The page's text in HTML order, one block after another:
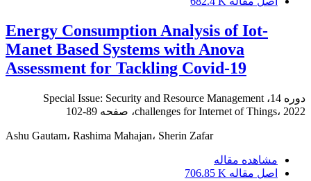
Energy Consumption Analysis of Iot-
Manet Based Systems with Anova
Assessment for Tackling Covid-19
دوره 14، Special Issue: Security and Resource Management
challenges for Internet of Things، 2022، صفحه
89-102
Ashu Gautam، Rashima Mahajan، Sherin Zafar
مشاهده مقاله
اصل مقاله 706.85 K